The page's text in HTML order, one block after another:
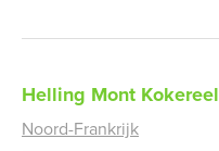
Helling Mont Kokereel
Noord-Frankrijk